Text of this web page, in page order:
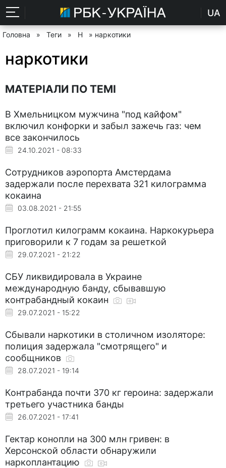
UA
Головна » Теги » Н » наркотики
наркотики
МАТЕРІАЛИ ПО ТЕМІ
В Хмельницком мужчина "под кайфом"
включил конфорки и забыл зажечь газ: чем
все закончилось
24.10.2021 - 08:33
Сотрудников аэропорта Амстердама
задержали после перехвата 321 килограмма
кокаина
03.08.2021 - 21:55
Проглотил килограмм кокаина. Наркокурьера
приговорили к 7 годам за решеткой
29.07.2021 - 21:22
СБУ ликвидировала в Украине
международную банду, сбывавшую
контрабандный кокаин
29.07.2021 - 15:22
Сбывали наркотики в столичном изоляторе:
полиция задержала "смотрящего" и
сообщников
28.07.2021 - 19:14
Контрабанда почти 370 кг героина: задержали
третьего участника банды
26.07.2021 - 17:41
Гектар конопли на 300 млн гривен: в
Херсонской области обнаружили
наркоплантацию